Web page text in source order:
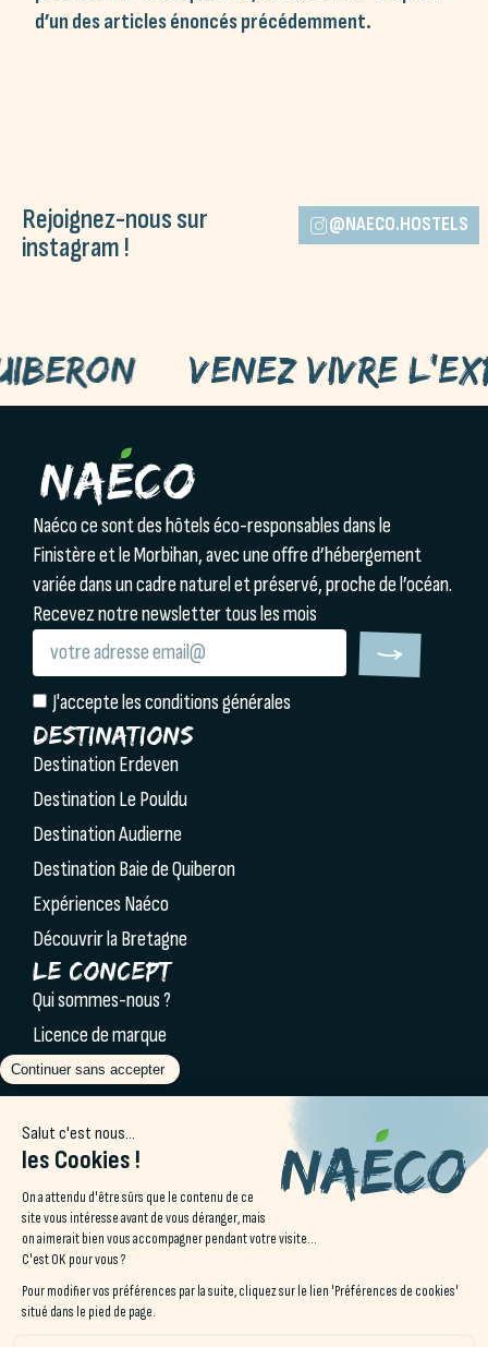
d’un des articles énoncés précédemment.
Rejoignez-nous sur
instagram !
@NAECO.HOSTELS
Venez vivre
Naéco ce sont des hôtels éco-responsables dans le
Finistère et le Morbihan, avec une offre d’hébergement
variée dans un cadre naturel et préservé, proche de l’océan.
Recevez notre newsletter tous les mois
J'accepte les conditions générales
Destinations
Destination Erdeven
Destination Le Pouldu
Destination Audierne
Destination Baie de Quiberon
Expériences Naéco
Découvrir la Bretagne
Le concept
Qui sommes-nous ?
Licence de marque
Partenaires & labels
Blog Naéco
Séminaires
Offres spéciales
Contact
Accès & Contact
22 rue de l’Oppidum
56340 Carnac